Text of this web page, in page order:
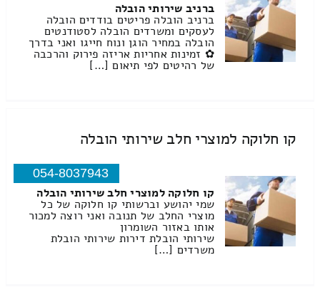
ברניב שירותי הובלה
ברניב הובלה פריטים בודדים הובלה
לעסקים ומשרדים הובלה לסטודנטים
הובלה במחיר הוגן ונוח חייגו ואני בדרך
✿ זמינות אחריות אריזה פירוק והרכבה
של רהיטים לפי תיאום […]
קו חלוקה למוצרי חלב שירותי הובלה
054-8037943
קו חלוקה למוצרי חלב שירותי הובלה
שמי יהושע וברשותי קו חלוקה של כל
מוצרי החלב של תנובה ואני רוצה למכור
אותו באזור השומרון
שירותי הובלת דירות שירותי הובלת
משרדים […]